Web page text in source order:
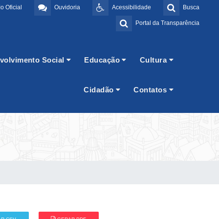
Busca
Acessibilidade
Ouvidoria
Oficial
Portal da Transparência
Social Educação Cultura
Cidadão Contatos